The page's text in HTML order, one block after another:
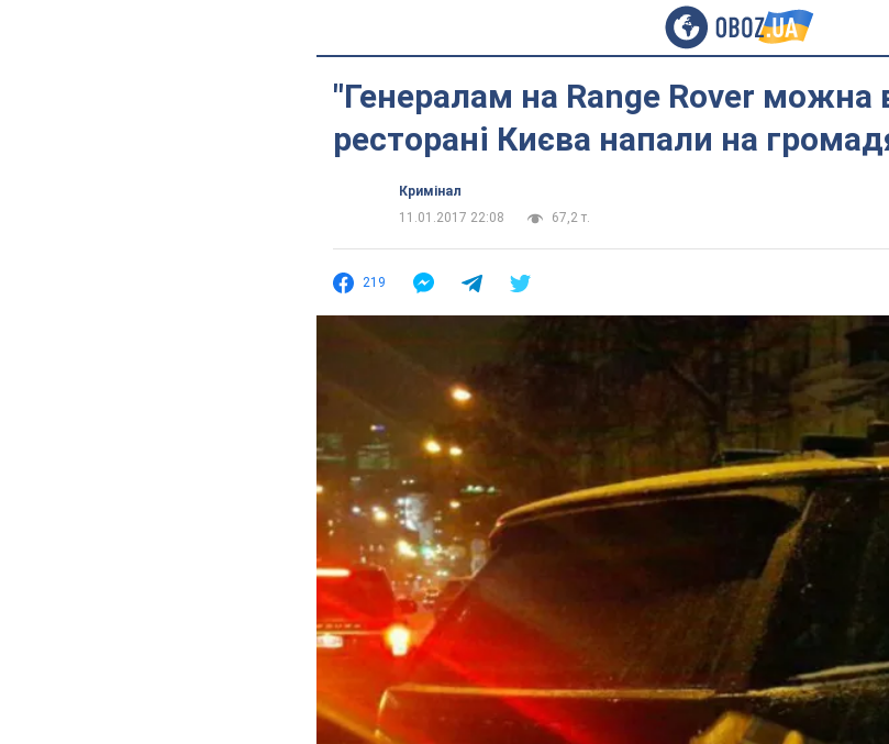
"Генералам на Range Rover можна
ресторані Києва напали на
Кримінал
11.01.2017 22:08
67,2 т.
219